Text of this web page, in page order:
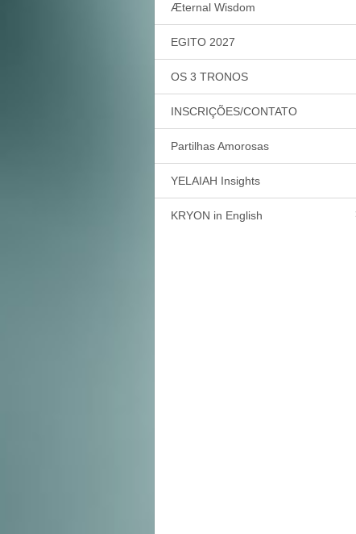
Æternal Wisdom
EGITO 2027
OS 3 TRONOS
INSCRIÇÕES/CONTATO
Partilhas Amorosas
YELAIAH Insights
KRYON in English